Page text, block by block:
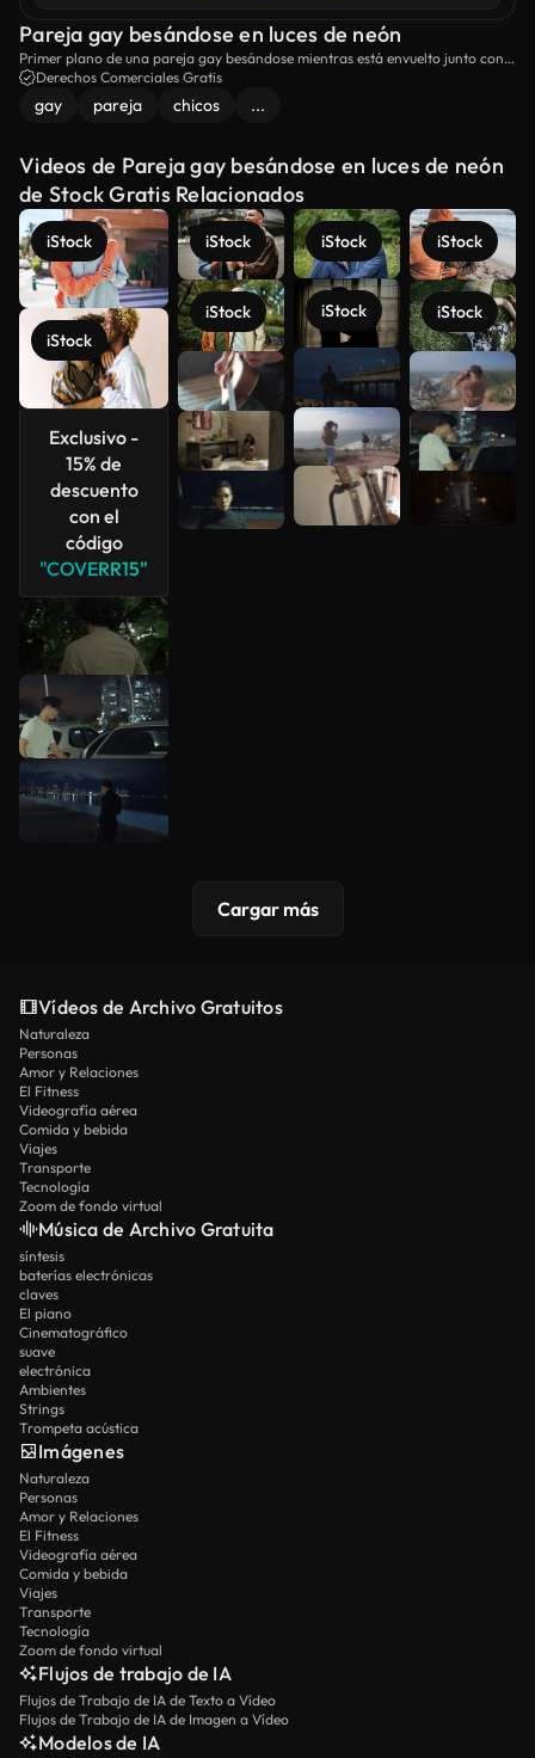
Pareja gay besándose en luces de neón
Primer plano de una pareja gay besándose mientras está envuelto junto con
una luz de neón.
Derechos Comerciales Gratis
gay pareja chicos ...
Videos de Pareja gay besándose en luces de neón
de Stock Gratis Relacionados
iStock
iStock
Exclusivo -
15% de
descuento
con el
código
"COVERR15"
iStock
iStock
iStock
iStock
iStock
iStock
Ver más
Cargar más
Vídeos de Archivo Gratuitos
Naturaleza
Personas
Amor y Relaciones
El Fitness
Videografía aérea
Comida y bebida
Viajes
Transporte
Tecnología
Zoom de fondo virtual
Música de Archivo Gratuita
síntesis
baterías electrónicas
claves
El piano
Cinematográfico
suave
electrónica
Ambientes
Strings
Trompeta acústica
Imágenes
Naturaleza
Personas
Amor y Relaciones
El Fitness
Videografía aérea
Comida y bebida
Viajes
Transporte
Tecnología
Zoom de fondo virtual
Flujos de trabajo de IA
Flujos de Trabajo de IA de Texto a Vídeo
Flujos de Trabajo de IA de Imagen a Vídeo
Modelos de IA